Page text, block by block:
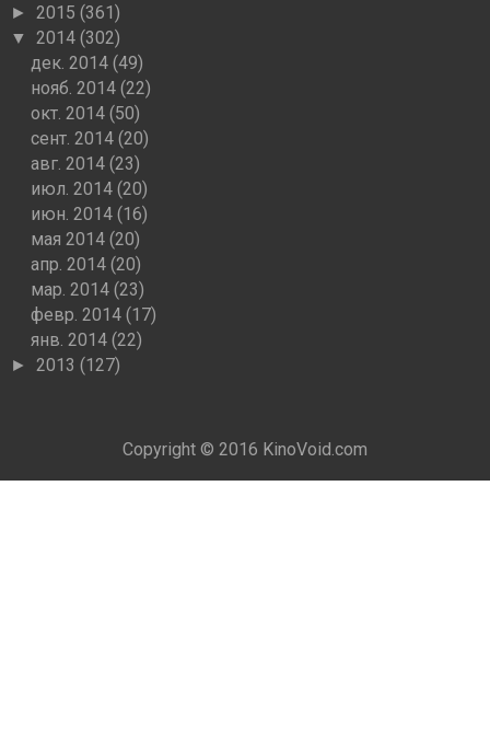
► 2015 (361)
▼ 2014 (302)
дек. 2014(49)
нояб. 2014(22)
окт. 2014(50)
сент. 2014(20)
авг. 2014(23)
июл. 2014(20)
июн. 2014(16)
мая 2014(20)
апр. 2014(20)
мар. 2014(23)
февр. 2014(17)
янв. 2014(22)
► 2013 (127)
Copyright © 2016 KinoVoid.com